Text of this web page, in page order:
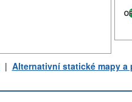
| Alternativní statické mapy